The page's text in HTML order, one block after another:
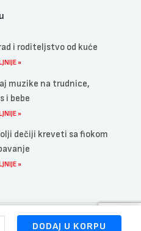
i roditeljstvo od kuće
»
muzike na trudnice,
i bebe
»
dečiji kreveti sa fiokom
»
DODAJ U KORPU